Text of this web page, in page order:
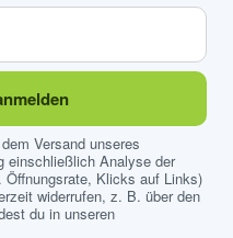
Versand unseres
einschließlich Analyse der
Klicks auf Links)
widerrufen, z. B. über den
du in unseren